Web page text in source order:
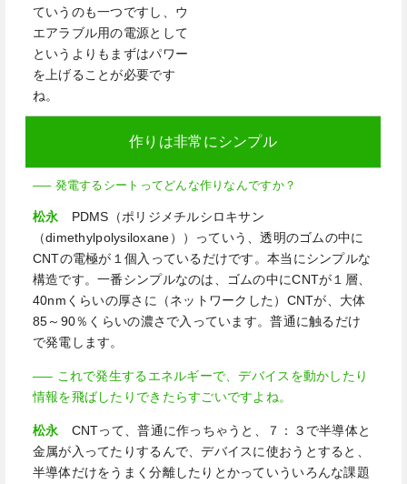
ていうのも一つですし、ウ
エアラブル用の電源として
というよりもまずはパワー
を上げることが必要です
ね。
作りは非常にシンプル
—– 発電するシートってどんな作りなんですか？
松永 PDMS（ポリジメチルシロキサン
（dimethylpolysiloxane））っていう、透明のゴムの中に
CNTの電極が１個入っているだけです。本当にシンプルな
構造です。一番シンプルなのは、ゴムの中にCNTが１層、
40nm くらいの厚さに（ネットワークした） CNTが、大体
85～ 90％くらいの濃さで入っています。普通に触るだけ
で発電します。
—– これで発生するエネルギーで、デバイスを動かしたり
情報を飛ばしたりできたらすごいですよね。
松永 CNTって、普通に作っちゃうと、７：３で半導体と
金属が入ってたりするんで、デバイスに使おうとすると、
半導体だけをうまく分離したりとかっていういろんな課題